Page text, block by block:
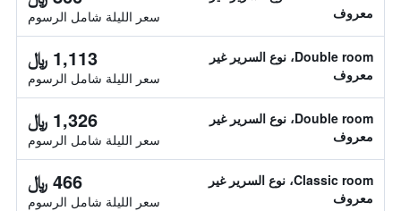
معروف
سعر الليلة شامل الرسوم
Double room، نوع السرير غير
معروف
1,113 ﷼
سعر الليلة شامل الرسوم
Double room، نوع السرير غير
معروف
1,326 ﷼
سعر الليلة شامل الرسوم
Classic room، نوع السرير غير
معروف
466 ﷼
سعر الليلة شامل الرسوم